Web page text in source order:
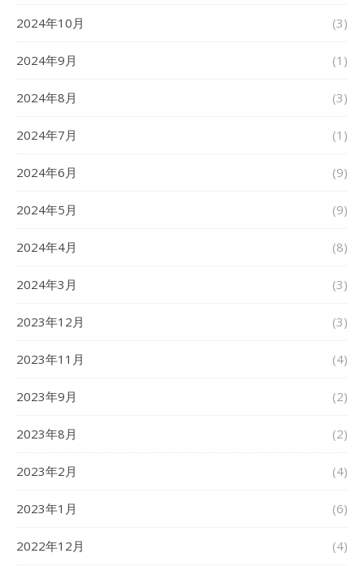
2024年10月 (3)
2024年9月 (1)
2024年8月 (3)
2024年7月 (1)
2024年6月 (9)
2024年5月 (9)
2024年4月 (8)
2024年3月 (3)
2023年12月 (3)
2023年11月 (4)
2023年9月 (2)
2023年8月 (2)
2023年2月 (4)
2023年1月 (6)
2022年12月 (4)